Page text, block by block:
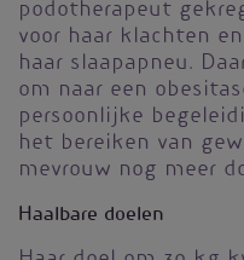
podotherapeut
voor haar klachten
haar slaapapneu.
om naar een
persoonlijke
het bereiken van
mevrouw nog meer
Haalbare doelen